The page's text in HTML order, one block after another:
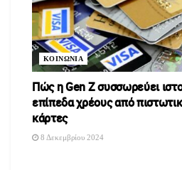
ΚΟΙΝΩΝΙΑ
Πώς η Gen Z συσσωρεύει
επίπεδα χρέους από
κάρτες
8 Δεκεμβρίου 2024